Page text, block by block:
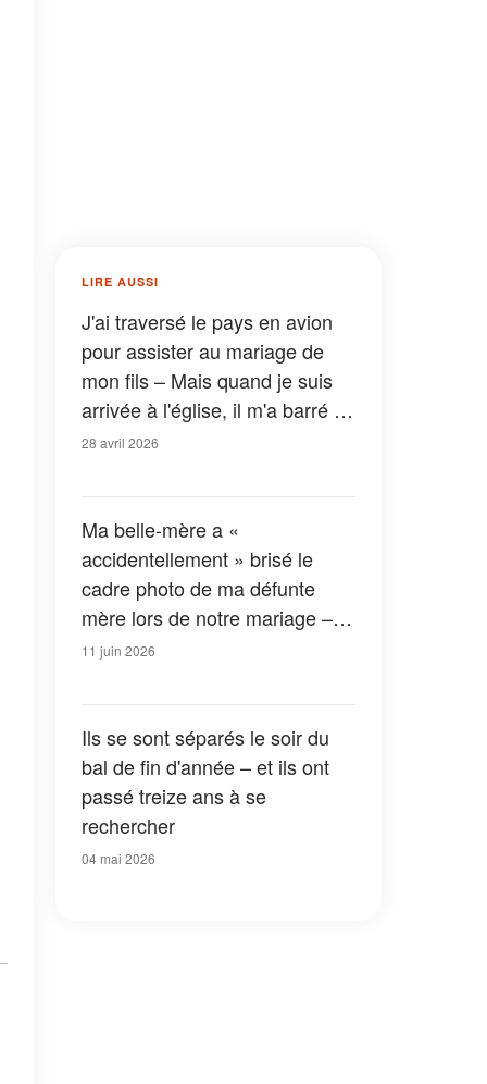
LIRE AUSSI
J'ai traversé le pays en avion
pour assister au mariage de
mon fils – Mais quand je suis
arrivée à l'église, il m'a barré le
passage et m'a dit : « Maman,
28 avril 2026
Ma belle-mère a «
accidentellement » brisé le
cadre photo de ma défunte
mère lors de notre mariage –
mais ce qui en est tombé l'a fait
11 juin 2026
Ils se sont séparés le soir du
bal de fin d'année – et ils ont
passé treize ans à se
rechercher
04 mai 2026